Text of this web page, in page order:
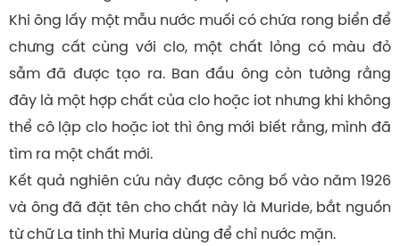
Khi ông lấy một mẫu nước muối có chứa rong biển để
chưng cất cùng với clo, một chất lỏng có màu đỏ
sẫm đã được tạo ra. Ban đầu ông còn tưởng rằng
đây là một hợp chất của clo hoặc iot nhưng khi không
thể cô lập clo hoặc iot thì ông mới biết rằng, mình đã
tìm ra một chất mới.
Kết quả nghiên cứu này được công bố vào năm 1926
và ông đã đặt tên cho chất này là Muride, bắt nguồn
từ chữ La tinh thì Muria dùng để chỉ nước mặn.